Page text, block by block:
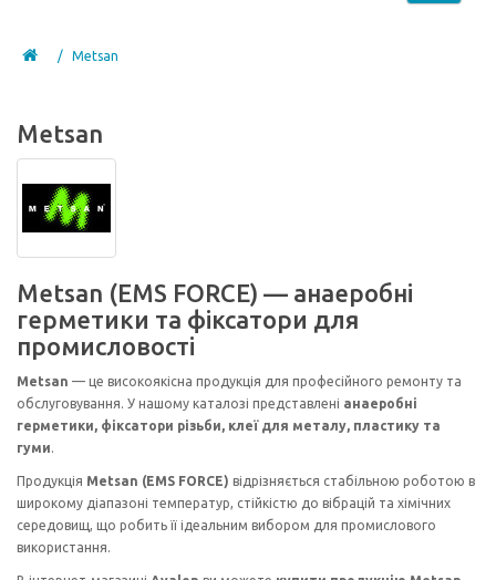
Metsan
Metsan
Metsan (EMS FORCE) — анаеробні
герметики та фіксатори для
промисловості
Metsan — це високоякісна продукція для професійного ремонту та
обслуговування. У нашому каталозі представлені анаеробні
герметики, фіксатори різьби, клеї для металу, пластику та
гуми.
Продукція Metsan (EMS FORCE) відрізняється стабільною роботою в
широкому діапазоні температур, стійкістю до вібрацій та хімічних
середовищ, що робить її ідеальним вибором для промислового
використання.